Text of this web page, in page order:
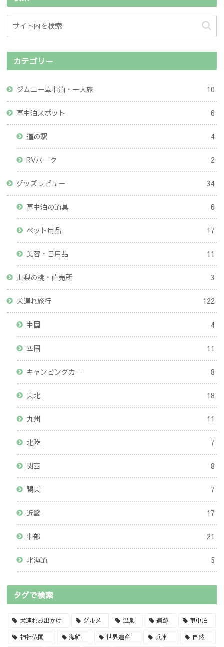
カテゴリー
ジムニー車中泊・一人旅 10
車中泊スポット 6
道の駅 4
RVパーク 2
グッズレビュー 34
車中泊の道具 6
ペット用品 17
美容・日用品 11
山梨の桃・直売所 3
犬連れ旅行 122
中国 4
四国 11
キャンピングカー 8
東北 18
九州 11
北陸 7
関西 8
関東 7
近畿 17
中部 21
北海道 5
タグで検索
犬連れお出かけ グルメ 温泉 遺跡 車中泊
神社仏閣 海鮮 世界遺産 兵庫 自然